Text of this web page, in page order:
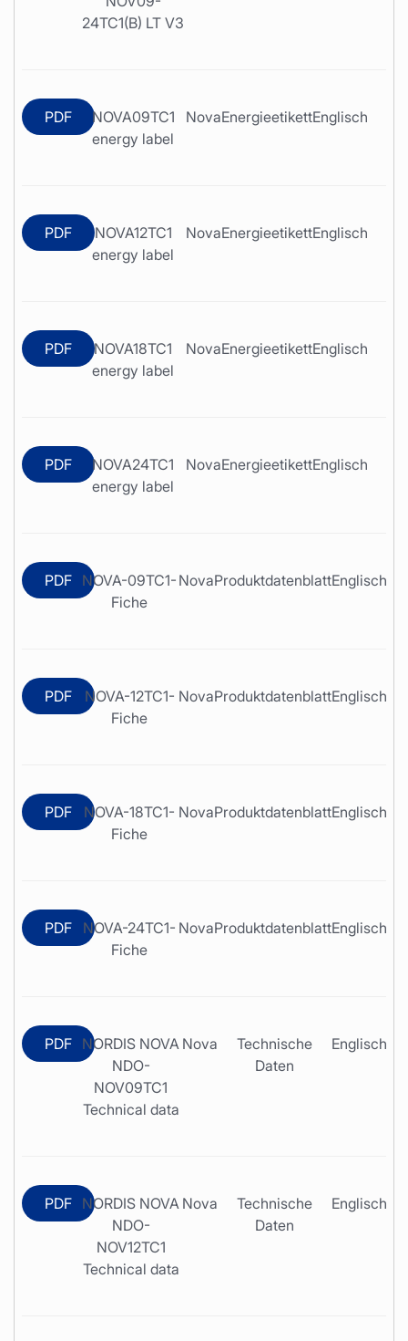
24TC1(B) LT V3
PDF
NOVA09TC1
energy label
NovaEnergieetikettEnglisch
PDF
NOVA12TC1
energy label
NovaEnergieetikettEnglisch
PDF
NOVA18TC1
energy label
NovaEnergieetikettEnglisch
PDF
NOVA24TC1
energy label
NovaEnergieetikettEnglisch
PDF NOVA-09TC1-
Fiche
NovaProduktdatenblattEnglisch
PDF
NOVA-12TC1-
Fiche
NovaProduktdatenblattEnglisch
PDF
NOVA-18TC1-
Fiche
NovaProduktdatenblattEnglisch
PDF
NOVA-24TC1-
Fiche
NovaProduktdatenblattEnglisch
PDF NORDIS NOVA
NDO-
NOV09TC1
Technical data
Nova
Technische
Daten
Englisch
PDF NORDIS NOVA
NDO-
NOV12TC1
Technical data
Nova
Technische
Daten
Englisch